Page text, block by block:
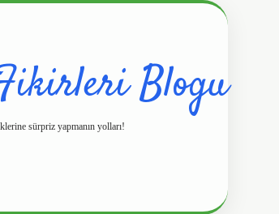
Blogu
sürpriz yapmanın yolları!